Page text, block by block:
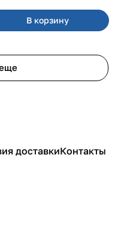
В корзину
доставкиКонтакты